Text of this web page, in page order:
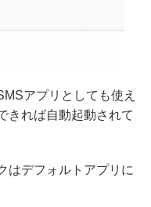
アプリとしても使え
きれば自動起動されて
はデフォルトアプリに